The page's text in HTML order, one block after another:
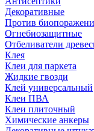
Декоративные
Против
Огнебиозащитные
Отбеливатели
Клея
Клеи для паркета
Жидкие гвозди
Клей универсальный
Клеи ПВА
Клеи плиточный
Химические анкеры